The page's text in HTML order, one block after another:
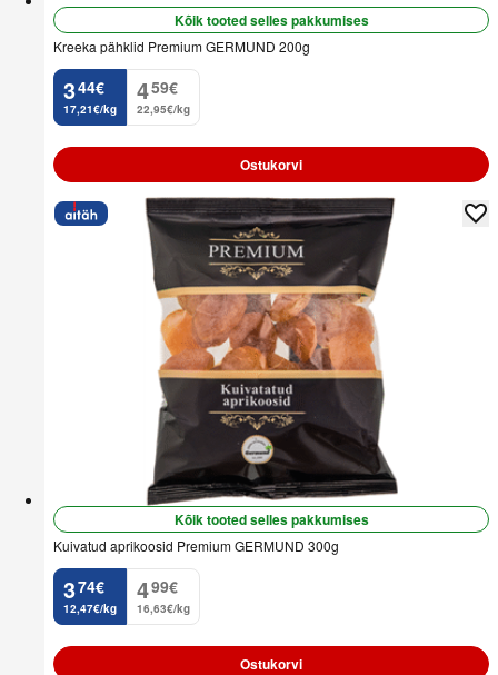
Kõik tooted selles pakkumises
Kreeka pähklid Premium GERMUND 200g
3
. 44€
17,21€/kg
4
. 59€
22,95€/kg
Ostukorvi
Kõik tooted selles pakkumises
Kuivatud aprikoosid Premium GERMUND 300g
3
. 74€
12,47€/kg
4
. 99€
16,63€/kg
Ostukorvi